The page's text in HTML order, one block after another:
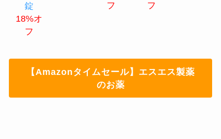
錠
18%オ
フ
フ
フ
【Amazonタイムセール】エスエス製薬
のお薬